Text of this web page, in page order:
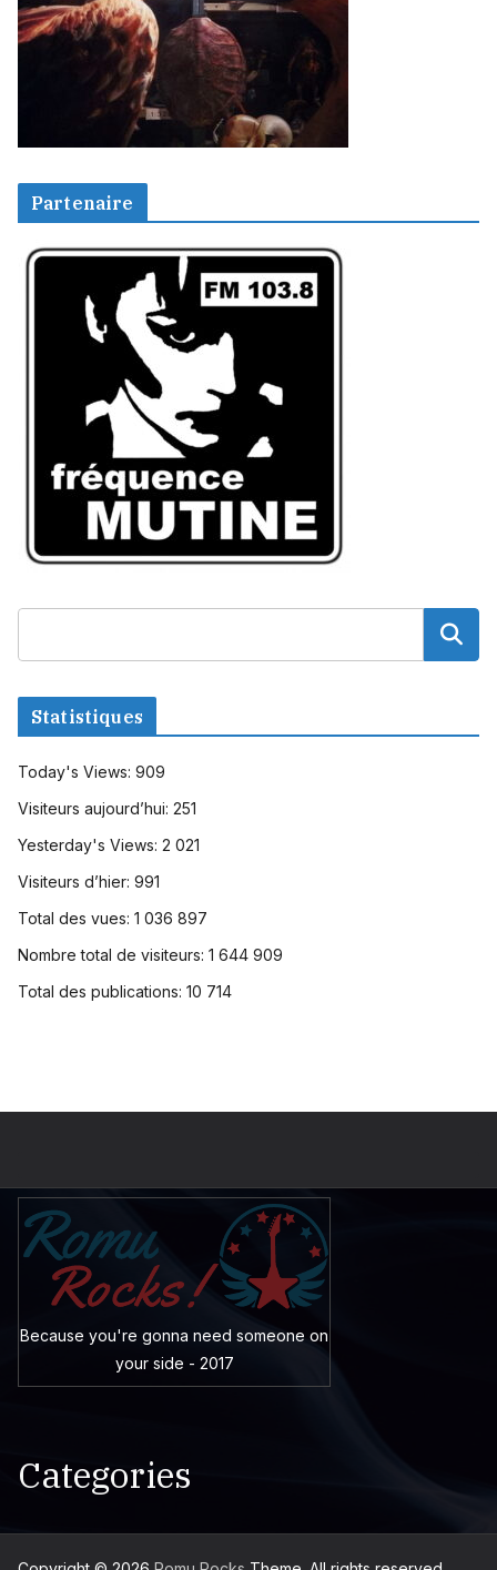
Partenaire
Statistiques
Today's Views: 909
Visiteurs aujourd’hui: 251
Yesterday's Views: 2 021
Visiteurs d’hier: 991
Total des vues: 1 036 897
Nombre total de visiteurs: 1 644 909
Total des publications: 10 714
Because you're gonna need someone on
your side - 2017
Categories